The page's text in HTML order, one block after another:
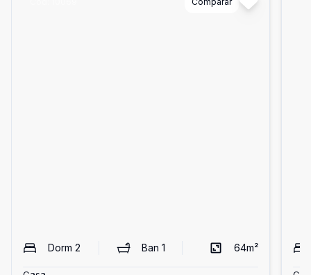
Dorm 2 Ban 1 64m²